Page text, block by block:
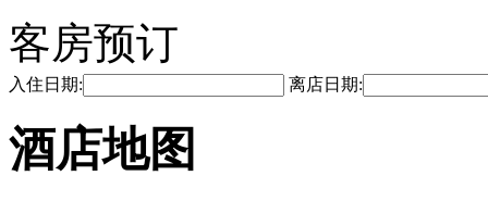
客房预订
入住日期: 离店日期:
酒店地图